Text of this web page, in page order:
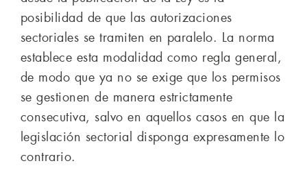
posibilidad de que las autorizaciones
sectoriales se tramiten en paralelo. La norma
establece esta modalidad como regla general,
de modo que ya no se exige que los permisos
se gestionen de manera estrictamente
consecutiva, salvo en aquellos casos en que la
legislación sectorial disponga expresamente lo
contrario.